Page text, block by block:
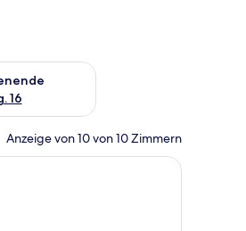
9.
16
für nächstes Wochenende, Aug.
Anzeige von 10 von 10 Zimmern
zeigt.
und Bildern an der Wand.
Ein moderner Außenbereich mit